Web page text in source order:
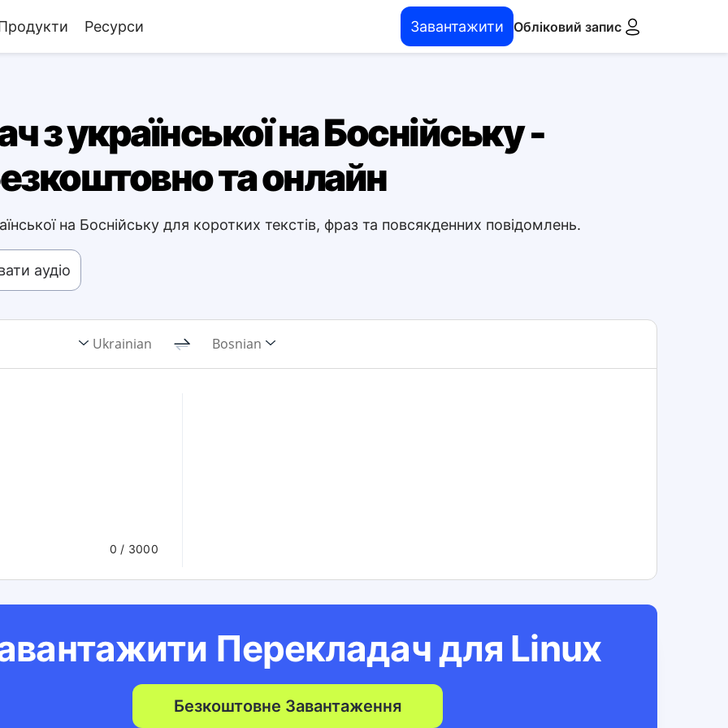
Ресурси Завантажити Обліковий запис
з української на Боснійську -
та онлайн
на Боснійську для коротких текстів, фраз та повсякденних повідомлень.
аудіо
Ukrainian Bosnian
0 / 3000
Перекладач для Linux
Безкоштовне Завантаження